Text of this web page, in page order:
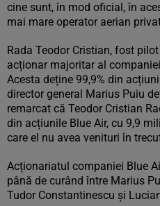
cine sunt, în mod oficial, în
mai mare operator aerian
Rada Teodor Cristian, fost
acționar majoritar al
Acesta deține 99,9% din
director general Marius Puiu
remarcat că Teodor Cristian
din acțiunile Blue Air, cu 9,9
care el nu avea venituri în
Acționariatul companiei Blue
până de curând între Marius
Tudor Constantinescu și